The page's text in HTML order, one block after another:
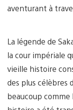
aventurant à
La légende de
la cour impériale
vieille histoire
des plus célèbres
beaucoup